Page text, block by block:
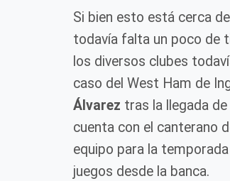
Si bien esto está cerca
todavía falta un poco de
los diversos clubes
caso del West Ham de
Álvarez tras la llegada
cuenta con el canterano
equipo para la
juegos desde la banca.